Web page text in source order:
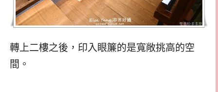
轉上二樓之後，印入眼簾的是寬敞挑高的空
間。